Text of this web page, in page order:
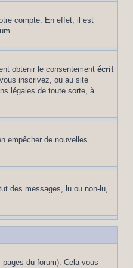
compte. En effet, il est
obtenir le consentement écrit
inscrivez, ou au site
légales de toute sorte, à
empêcher de nouvelles.
des messages, lu ou non-lu,
du forum). Cela vous